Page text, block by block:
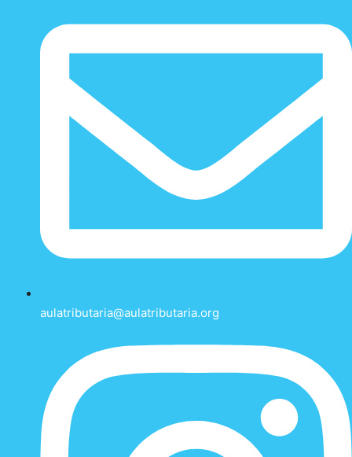
aulatributaria@aulatributaria.org